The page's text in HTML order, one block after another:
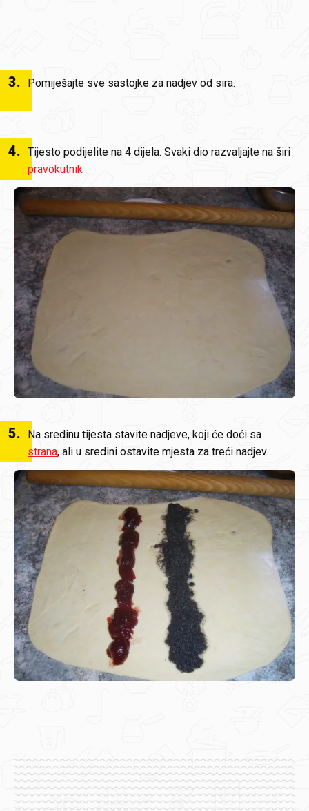
3. Pomiješajte sve sastojke za nadjev od sira.
4. Tijesto podijelite na 4 dijela. Svaki dio razvaljajte na širi
pravokutnik
5.
Na sredinu tijesta stavite nadjeve, koji će doći sa
strana, ali u sredini ostavite mjesta za treći nadjev.